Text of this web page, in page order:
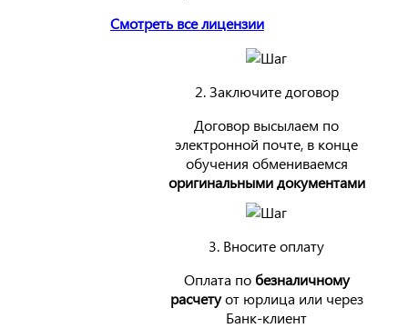
Смотреть все лицензии
2. Заключите договор
Договор высылаем по
электронной почте, в конце
обучения обмениваемся
оригинальными документами
3. Вносите оплату
Оплата по безналичному
расчетуот юрлица или через
Банк-клиент